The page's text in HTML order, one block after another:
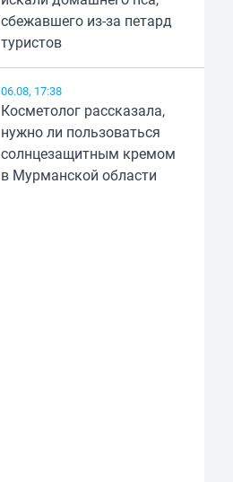
сбежавшего из-за петард
туристов
06.08, 17:38
Косметолог рассказала,
нужно ли пользоваться
солнцезащитным кремом
в Мурманской области